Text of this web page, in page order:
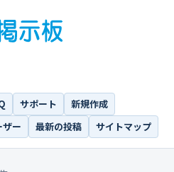
サポート
新規作成
ザー 最新の投稿 サイトマップ